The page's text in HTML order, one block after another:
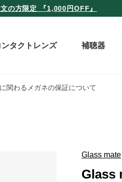
の方限定 『1,000円OFF』
ンタクトレンズ 補聴器
関わるメガネの保証について
Glass mate
Glass